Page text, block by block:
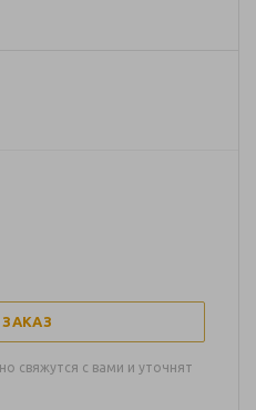
свяжутся с вами и уточнят